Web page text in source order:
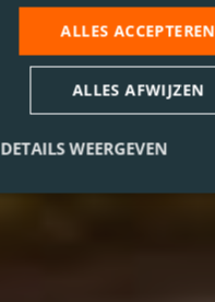
ALLES ACCEPTEREN
ALLES AFWIJZEN
DETAILS WEERGEVEN